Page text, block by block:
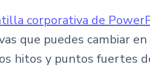
corporativa de
que puedes cambiar
hitos y puntos fuertes